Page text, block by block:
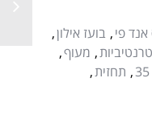
פי בועז אילון
מעוף
תחזית